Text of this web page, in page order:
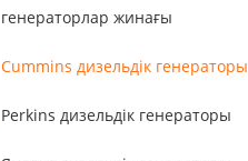
генераторлар жинағы
Cummins дизельдік генераторы
Perkins дизельдік генераторы